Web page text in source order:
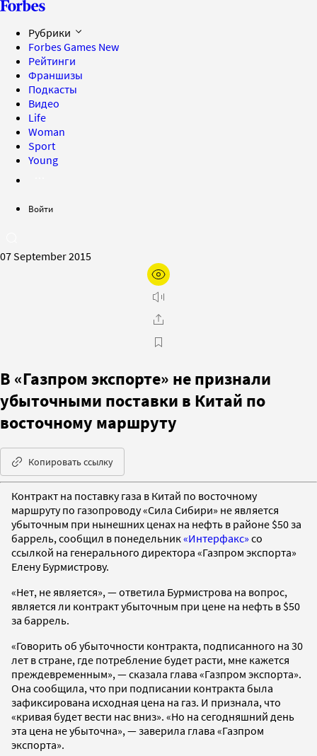
Рубрики
Forbes Games New
Рейтинги
Франшизы
Подкасты
Видео
Life
Woman
Sport
Young
Войти
07 September 2015
В «Газпром экспорте» не признали
убыточными поставки в Китай по
восточному маршруту
Копировать ссылку
Контракт на поставку газа в Китай по восточному
маршруту по газопроводу «Сила Сибири» не является
убыточным при нынешних ценах на нефть в районе $50 за
баррель, сообщил в понедельник«Интерфакс» со
ссылкой на генерального директора «Газпром экспорта»
Елену Бурмистрову.
«Нет, не является», — ответила Бурмистрова на вопрос,
является ли контракт убыточным при цене на нефть в $50
за баррель.
«Говорить об убыточности контракта, подписанного на 30
лет в стране, где потребление будет расти, мне кажется
преждевременным», — сказала глава «Газпром экспорта».
Она сообщила, что при подписании контракта была
зафиксирована исходная цена на газ. И признала, что
«кривая будет вести нас вниз». «Но на сегодняшний день
эта цена не убыточна», — заверила глава «Газпром
экспорта».